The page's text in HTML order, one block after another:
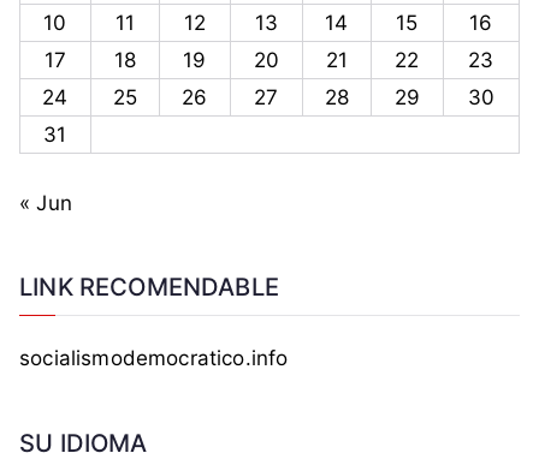
10
11 12 13 14 15
16
17
18 19 20 21 22
23
24
25 26 27 28 29
30
31
« Jun
LINK RECOMENDABLE
socialismodemocratico.info
SU IDIOMA